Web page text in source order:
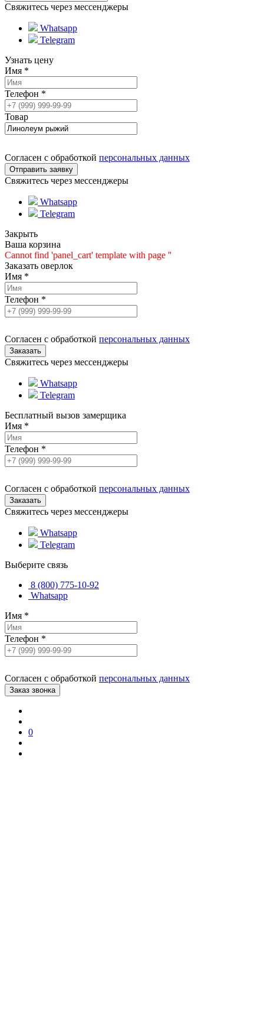
Свяжитесь через мессенджеры
Whatsapp
Telegram
Узнать цену
Имя *
Телефон *
Товар
Согласен с обработкой персональных данных
Свяжитесь через мессенджеры
Whatsapp
Telegram
Закрыть
Ваша корзина
Cannot find 'panel_cart' template with page ''
Заказать оверлок
Имя *
Телефон *
Согласен с обработкой персональных данных
Свяжитесь через мессенджеры
Whatsapp
Telegram
Бесплатный вызов замерщика
Имя *
Телефон *
Согласен с обработкой персональных данных
Свяжитесь через мессенджеры
Whatsapp
Telegram
Выберите связь
8 (800) 775-10-92
Whatsapp
Имя *
Телефон *
Согласен с обработкой персональных данных
0